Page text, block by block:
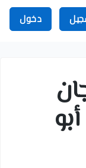
دخول